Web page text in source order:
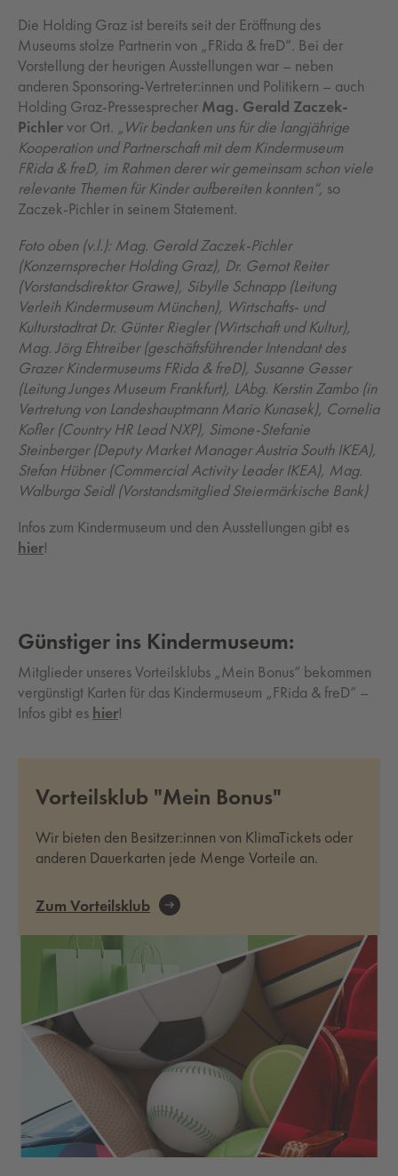
Die Holding Graz ist bereits seit der Eröffnung des
Museums stolze Partnerin von „FRida & freD“. Bei der
Vorstellung der heurigen Ausstellungen war – neben
anderen Sponsoring-Vertreter:innen und Politikern – auch
Holding Graz-Pressesprecher Mag. Gerald Zaczek-
Pichlervor Ort. „Wir bedanken uns für die langjährige
Kooperation und Partnerschaft mit dem Kindermuseum
FRida & freD, im Rahmen derer wir gemeinsam schon viele
relevante Themen für Kinder aufbereiten konnten“, so
Zaczek-Pichler in seinem Statement.
Foto oben (v.l.): Mag. Gerald Zaczek-Pichler
(Konzernsprecher Holding Graz), Dr. Gernot Reiter
(Vorstandsdirektor Grawe), Sibylle Schnapp (Leitung
Verleih Kindermuseum München), Wirtschafts- und
Kulturstadtrat Dr. Günter Riegler (Wirtschaft und Kultur),
Mag. Jörg Ehtreiber (geschäftsführender Intendant des
Grazer Kindermuseums FRida & freD), Susanne Gesser
(Leitung Junges Museum Frankfurt), LAbg. Kerstin Zambo (in
Vertretung von Landeshauptmann Mario Kunasek), Cornelia
Kofler (Country HR Lead NXP), Simone-Stefanie
Steinberger (Deputy Market Manager Austria South IKEA),
Stefan Hübner (Commercial Activity Leader IKEA), Mag.
Walburga Seidl (Vorstandsmitglied Steiermärkische Bank)
Infos zum Kindermuseum und den Ausstellungen gibt es
hier!
Günstiger ins Kindermuseum:
Mitglieder unseres Vorteilsklubs „Mein Bonus“ bekommen
vergünstigt Karten für das Kindermuseum „FRida & freD“ –
Infos gibt es hier!
Vorteilsklub "Mein Bonus"
Wir bieten den Besitzer:innen von KlimaTickets oder
anderen Dauerkarten jede Menge Vorteile an.
Zum Vorteilsklub